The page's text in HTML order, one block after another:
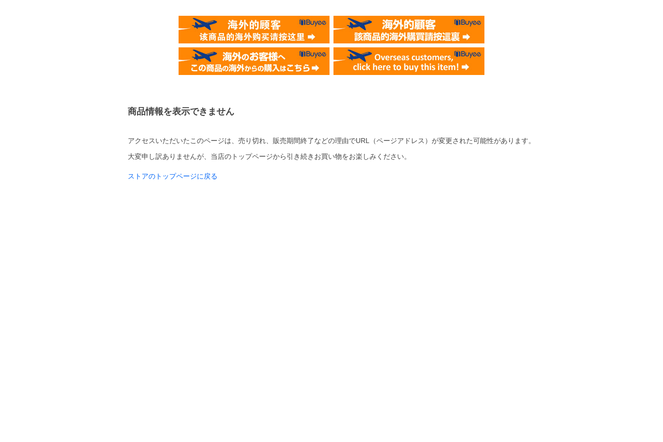
商品情報を表示できません
アクセスいただいたこのページは、売り切れ、販売期間終了などの理由でURL（ページアドレス）が変更された可能性があります。
大変申し訳ありませんが、当店のトップページから引き続きお買い物をお楽しみください。
ストアのトップページに戻る